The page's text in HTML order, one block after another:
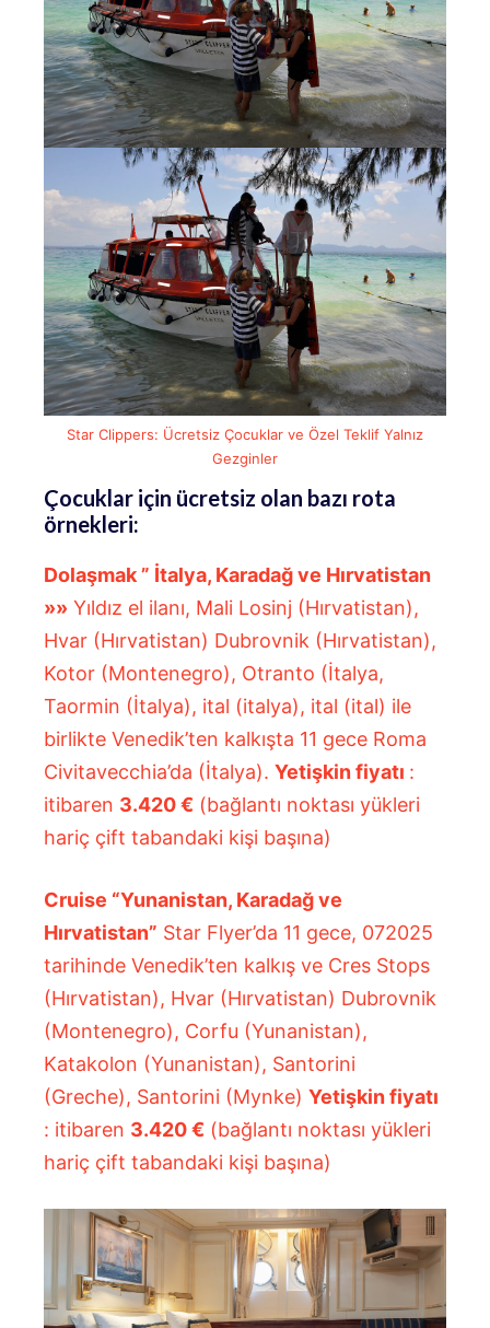
Star Clippers: Ücretsiz Çocuklar ve Özel Teklif Yalnız
Gezginler
Çocuklar için ücretsiz olan bazı rota
örnekleri:
Dolaşmak ” İtalya, Karadağ ve Hırvatistan
»» Yıldız el ilanı, Mali Losinj (Hırvatistan),
Hvar (Hırvatistan) Dubrovnik (Hırvatistan),
Kotor (Montenegro), Otranto (İtalya,
Taormin (İtalya), ital (italya), ital (ital) ile
birlikte Venedik’ten kalkışta 11 gece Roma
Civitavecchia’da (İtalya). Yetişkin fiyatı :
itibaren 3.420 € (bağlantı noktası yükleri
hariç çift tabandaki kişi başına)
Cruise “Yunanistan, Karadağ ve
Hırvatistan” Star Flyer’da 11 gece, 072025
tarihinde Venedik’ten kalkış ve Cres Stops
(Hırvatistan), Hvar (Hırvatistan) Dubrovnik
(Montenegro), Corfu (Yunanistan),
Katakolon (Yunanistan), Santorini
(Greche), Santorini (Mynke) Yetişkin fiyatı
: itibaren 3.420 € (bağlantı noktası yükleri
hariç çift tabandaki kişi başına)